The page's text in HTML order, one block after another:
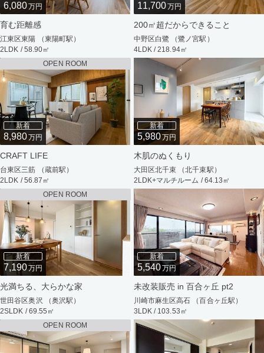
6,080万円
育む距離感
江東区東陽 （東陽町駅）
2LDK / 58.90㎡
11,700万円
200㎡超だからできること
中野区白鷺 （鷺ノ宮駅）
4LDK / 218.94㎡
OPEN ROOM
新着
8,980万円
CRAFT LIFE
台東区三筋 （蔵前駅）
2LDK / 56.87㎡
新着
5,980万円
木肌のぬくもり
大田区北千束 （北千束駅）
2LDK+マルチルーム / 64.13㎡
OPEN ROOM
新着
7,190万円
光満ちる、大らかな家
世田谷区奥沢 （奥沢駅）
2SLDK / 69.55㎡
新着
5,540万円
未改装販売 in 百合ヶ丘 pt2
川崎市麻生区高石 （百合ヶ丘駅）
3LDK / 103.53㎡
OPEN ROOM